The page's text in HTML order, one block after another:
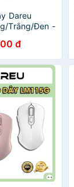
Dareu
Trắng/Đen -
đ